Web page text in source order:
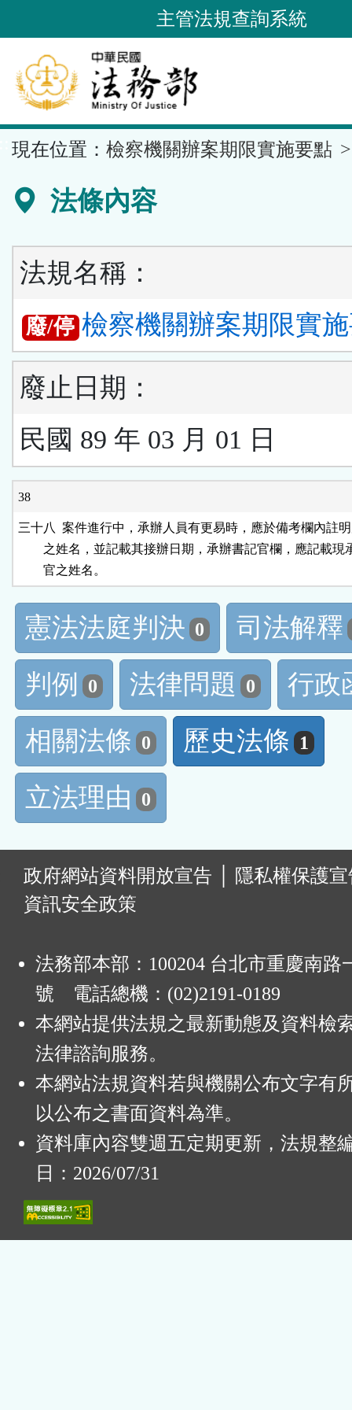
到
要
內
容
區
主管法規查詢系統
現在位置： 檢察機關辦案期限實施要點
法條內容
法規名稱：
廢/停 檢察機關辦案期限實
廢止日期：
民國 89 年 03 月 01 日
38
三十八  案件進行中，承辦人員有更易時，應於備考欄內註
之姓名，並記載其接辦日期，承辦書記官欄，應記載現
憲法法庭判決 0
司法解釋
判例
0 法律問題 0
行政
相關法條 0 歷史法條 1
立法理由 0
政府網站資料開放宣告
隱私權保護
資訊安全政策
法務部本部：100204 台北市重慶南路
號 電話總機：(02)2191-0189
本網站提供法規之最新動態及資料檢
法律諮詢服務。
本網站法規資料若與機關公布文字有
以公布之書面資料為準。
資料庫內容雙週五定期更新，法規整
日：2026/07/31